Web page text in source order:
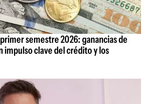
semestre 2026: ganancias de
impulso clave del crédito y los